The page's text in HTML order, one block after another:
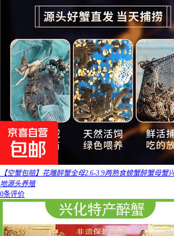
【空蟹包赔】花雕醉蟹全母2.6-3.9两熟食螃蟹醉蟹母蟹
地源头养殖
0条评价